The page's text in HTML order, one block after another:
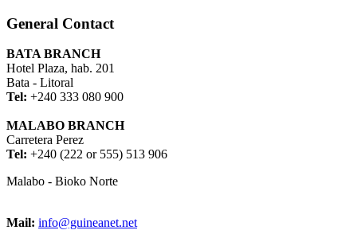
General Contact
BATA BRANCH
Hotel Plaza, hab. 201
Bata - Litoral
Tel: +240 333 080 900
MALABO BRANCH
Carretera Perez
Tel: +240 (222 or 555) 513 906
Malabo - Bioko Norte
Mail: info@guineanet.net